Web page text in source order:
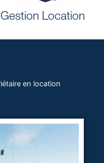
Gestion Location
en location